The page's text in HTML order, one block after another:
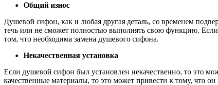
Общий износ
Душевой сифон, как и любая другая деталь, со временем
течь или не сможет полностью выполнять свою функцию. Если
том, что необходима замена душевого сифона.
Некачественная установка
Если душевой сифон был установлен некачественно, то это
качественные материалы, то это может привести к тому, что